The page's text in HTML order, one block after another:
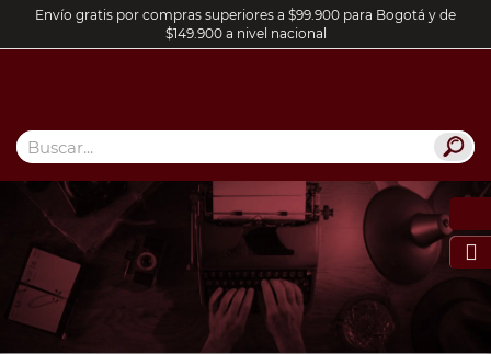
Envío gratis por compras superiores a $99.900 para Bogotá y de
$149.900 a nivel nacional
